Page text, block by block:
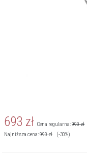
693 zł Cena regularna:990zł
Najniższa cena:990zł (-30%)